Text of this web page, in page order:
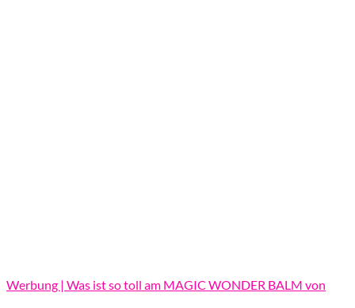
Werbung | Was ist so toll am MAGIC WONDER BALM von